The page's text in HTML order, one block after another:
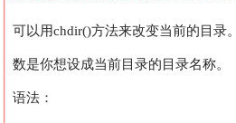
可以用chdir()方法来改变当前的目录
数是你想设成当前目录的目录名称。
语法：